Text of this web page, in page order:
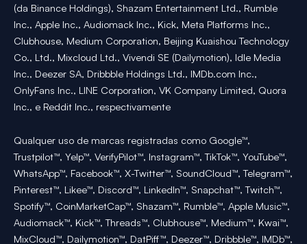
(da Binance Holdings), Shazam Entertainment Ltd., Rumble
Inc., Apple Inc., Audiomack Inc., Kick, Meta Platforms Inc.,
Clubhouse, Medium Corporation, Beijing Kuaishou Technology
Co., Ltd., Mixcloud Ltd., Vivendi SE (Dailymotion), Idle Media
Inc., Deezer SA, Dribbble Holdings Ltd., IMDb.com Inc.,
OnlyFans Inc., LINE Corporation, VK Company Limited, Quora
Inc., e Reddit Inc., respectivamente
Qualquer uso de marcas registradas como Google™,
Trustpilot™, Yelp™, VerifyPilot™, Instagram™, TikTok™, YouTube™,
WhatsApp™, Facebook™, X-Twitter™, SoundCloud™, Telegram™,
Pinterest™, Likee™, Discord™, LinkedIn™, Snapchat™, Twitch™,
Spotify™, CoinMarketCap™, Shazam™, Rumble™, Apple Music™,
Audiomack™, Kick™, Threads™, Clubhouse™, Medium™, Kwai™,
MixCloud™, Dailymotion™, DatPiff™, Deezer™, Dribbble™, IMDb™,